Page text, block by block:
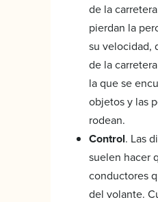
de la
pierdan la
su velocidad,
de la
la que se
objetos y las
rodean.
Control. Las
suelen hacer
conductores
del volante.